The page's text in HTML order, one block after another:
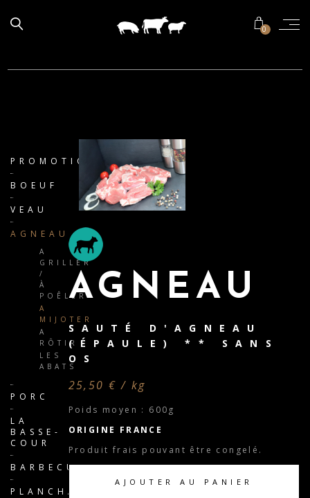
0
AGNEAU
SAUTÉ D'AGNEAU
(ÉPAULE) ** SANS
OS
25,50 € / kg
Poids moyen : 600g
ORIGINE FRANCE
Produit frais pouvant être congelé.
AJOUTER AU PANIER
PROMOTIONS
BOEUF
VEAU
AGNEAU
A
GRILLER
/
À
POÊLER
A
MIJOTER
A
RÔTIR
LES
ABATS
PORC
LA
BASSE-
COUR
BARBECUE
PLANCHA